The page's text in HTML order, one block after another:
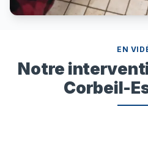
EN
Notre
Corbeil-